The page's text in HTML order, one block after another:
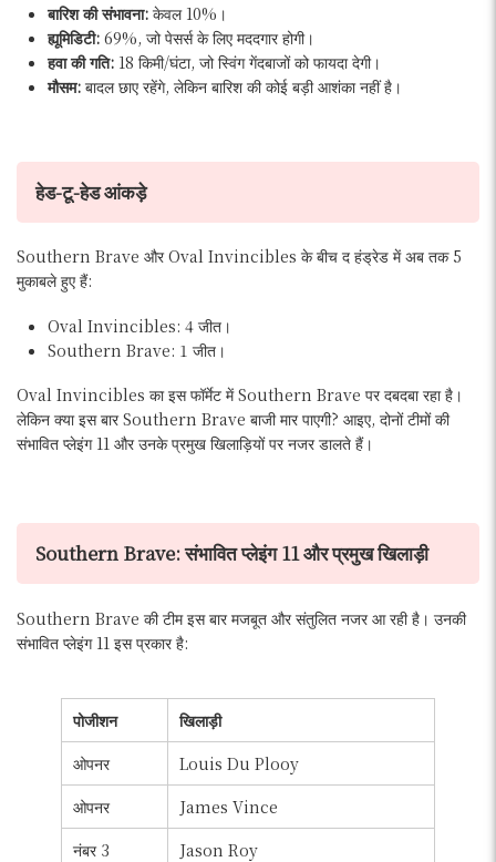
बारिश की संभावना: केवल 10%।
ह्यूमिडिटी: 69%, जो पेसर्स के लिए मददगार होगी।
हवा की गति: 18 किमी/घंटा, जो स्विंग गेंदबाजों को फायदा देगी।
मौसम: बादल छाए रहेंगे, लेकिन बारिश की कोई बड़ी आशंका नहीं है।
हेड-टू-हेड आंकड़े
Southern Brave और Oval Invincibles के बीच द हंड्रेड में अब तक 5
मुकाबले हुए हैं:
Oval Invincibles: 4 जीत।
Southern Brave: 1 जीत।
Oval Invincibles का इस फॉर्मेट में Southern Brave पर दबदबा रहा है।
लेकिन क्या इस बार Southern Brave बाजी मार पाएगी? आइए, दोनों टीमों की
संभावित प्लेइंग 11 और उनके प्रमुख खिलाड़ियों पर नजर डालते हैं।
Southern Brave: संभावित प्लेइंग 11 और प्रमुख खिलाड़ी
Southern Brave की टीम इस बार मजबूत और संतुलित नजर आ रही है। उनकी
संभावित प्लेइंग 11 इस प्रकार है:
पोजीशन
खिलाड़ी
ओपनर
Louis Du Plooy
ओपनर
James Vince
नंबर 3
Jason Roy